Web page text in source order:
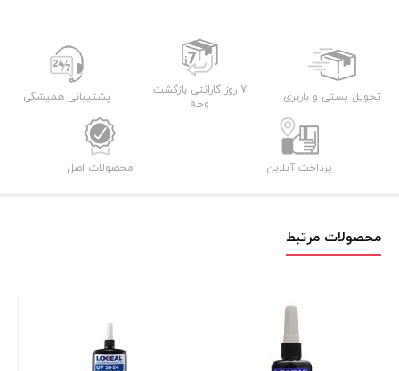
تحویل پستی و باربری
7 روز گارانتی بازگشت
وجه
پشتیبانی همیشگی
پرداخت آنلاین محصولات اصل
محصولات مرتبط